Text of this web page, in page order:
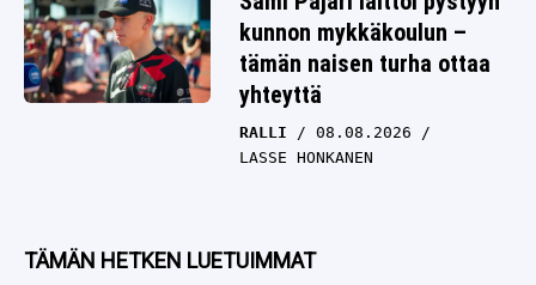
kunnon mykkäkoulun –
tämän naisen turha ottaa
yhteyttä
RALLI
08.08.2026
LASSE HONKANEN
TÄMÄN HETKEN LUETUIMMAT